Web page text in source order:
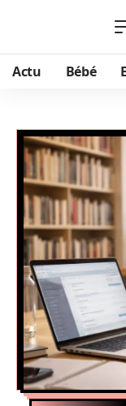
Actu Bébé